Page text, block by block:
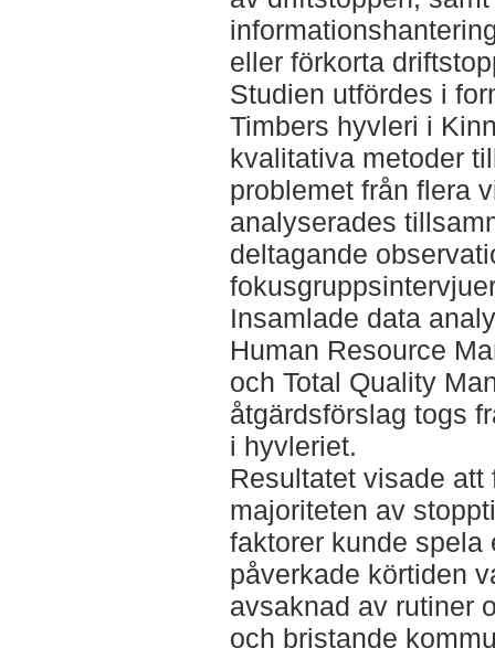
eller förkorta
Studien utfördes i
Timbers hyvleri i
kvalitativa metoder
problemet från flera
analyserades
deltagande
Insamlade data
Human Resource
och Total Quality
åtgärdsförslag togs
i hyvleriet.
Resultatet visade
majoriteten av
faktorer kunde spela
påverkade körtiden
avsaknad av rutiner
och bristande